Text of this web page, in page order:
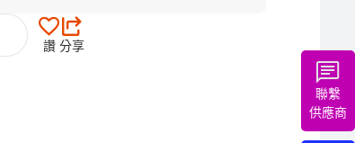
聯繫
供應商
讚 分享